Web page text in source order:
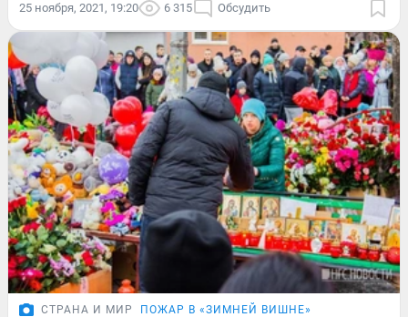
25 ноября, 2021, 19:20 6 315 Обсудить
СТРАНА И МИР ПОЖАР В «ЗИМНЕЙ ВИШНЕ»